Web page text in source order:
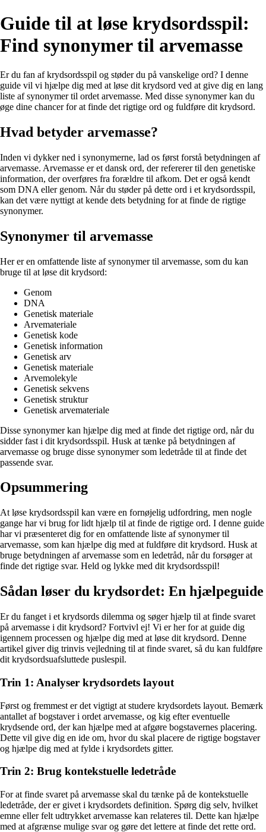
Guide til at løse krydsordsspil:
Find synonymer til arvemasse
Er du fan af krydsordsspil og støder du på vanskelige ord? I denne
guide vil vi hjælpe dig med at løse dit krydsord ved at give dig en lang
liste af synonymer til ordet arvemasse. Med disse synonymer kan du
øge dine chancer for at finde det rigtige ord og fuldføre dit krydsord.
Hvad betyder arvemasse?
Inden vi dykker ned i synonymerne, lad os først forstå betydningen af ​​
arvemasse. Arvemasse er et dansk ord, der refererer til den genetiske
information, der overføres fra forældre til afkom. Det er også kendt
som DNA eller genom. Når du støder på dette ord i et krydsordsspil,
kan det være nyttigt at kende dets betydning for at finde de rigtige
synonymer.
Synonymer til arvemasse
Her er en omfattende liste af synonymer til arvemasse, som du kan
bruge til at løse dit krydsord:
Genom
DNA
Genetisk materiale
Arvemateriale
Genetisk kode
Genetisk information
Genetisk arv
Genetisk materiale
Arvemolekyle
Genetisk sekvens
Genetisk struktur
Genetisk arvemateriale
Disse synonymer kan hjælpe dig med at finde det rigtige ord, når du
sidder fast i dit krydsordsspil. Husk at tænke på betydningen af ​​
arvemasse og bruge disse synonymer som ledetråde til at finde det
passende svar.
Opsummering
At løse krydsordsspil kan være en fornøjelig udfordring, men nogle
gange har vi brug for lidt hjælp til at finde de rigtige ord. I denne guide
har vi præsenteret dig for en omfattende liste af synonymer til
arvemasse, som kan hjælpe dig med at fuldføre dit krydsord. Husk at
bruge betydningen af ​​arvemasse som en ledetråd, når du forsøger at
finde det rigtige svar. Held og lykke med dit krydsordsspil!
Sådan løser du krydsordet: En hjælpeguide
Er du fanget i et krydsords dilemma og søger hjælp til at finde svaret
på arvemasse i dit krydsord? Fortvivl ej! Vi er her for at guide dig
igennem processen og hjælpe dig med at løse dit krydsord. Denne
artikel giver dig trinvis vejledning til at finde svaret, så du kan fuldføre
dit krydsordsuafsluttede puslespil.
Trin 1: Analyser krydsordets layout
Først og fremmest er det vigtigt at studere krydsordets layout. Bemærk
antallet af bogstaver i ordet arvemasse, og kig efter eventuelle
krydsende ord, der kan hjælpe med at afgøre bogstavernes placering.
Dette vil give dig en ide om, hvor du skal placere de rigtige bogstaver
og hjælpe dig med at fylde i krydsordets gitter.
Trin 2: Brug kontekstuelle ledetråde
For at finde svaret på arvemasse skal du tænke på de kontekstuelle
ledetråde, der er givet i krydsordets definition. Spørg dig selv, hvilket
emne eller felt udtrykket arvemasse kan relateres til. Dette kan hjælpe
med at afgrænse mulige svar og gøre det lettere at finde det rette ord.